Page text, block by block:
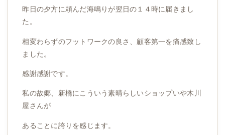
昨日の夕方に頼んだ海鳴りが翌日の１４時に届きまし
た。
相変わらずのフットワークの良さ、顧客第一を痛感致し
ました。
感謝感謝です。
私の故郷、新橋にこういう素晴らしいショップいや木川
屋さんが
あることに誇りを感じます。